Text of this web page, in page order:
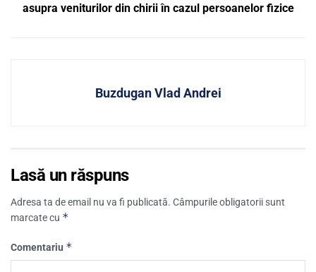
asupra veniturilor din chirii în cazul persoanelor fizice
Buzdugan Vlad Andrei
Lasă un răspuns
Adresa ta de email nu va fi publicată. Câmpurile obligatorii sunt
marcate cu *
Comentariu *